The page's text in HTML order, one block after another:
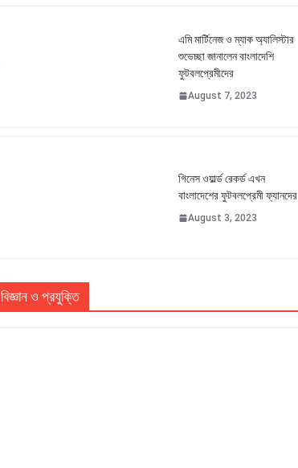
এমি মার্টিনেজ ও ম্যাক অ্যালিস্টার
শুভেচ্ছা জানালেন বাংলাদেশি
ফুটবলপ্রেমীদের
August 7, 2023
গিনেস ওয়ার্ল্ড রেকর্ড এখন
বাংলাদেশের ফুটবলপ্রেমী ফ্যানদের
August 3, 2023
বিজ্ঞান ও প্রযুক্তি